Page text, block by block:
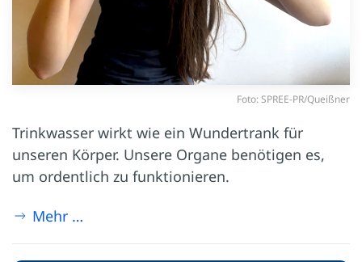
Foto: SPREE-PR/Queißner
Trinkwasser wirkt wie ein Wundertrank für
unseren Körper. Unsere Organe benötigen es,
um ordentlich zu funktionieren.
Mehr …